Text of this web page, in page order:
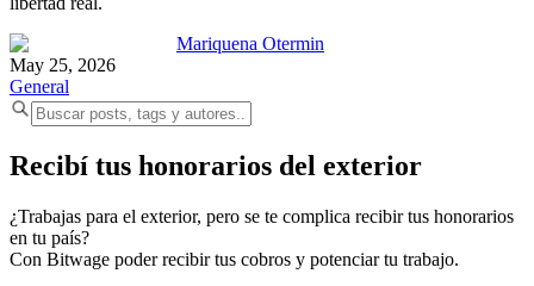
Mariquena Otermin
May 25, 2026
General
Recibí tus honorarios del exterior
¿Trabajas para el exterior, pero se te complica recibir tus honorarios
en tu país?
Con Bitwage poder recibir tus cobros y potenciar tu trabajo.